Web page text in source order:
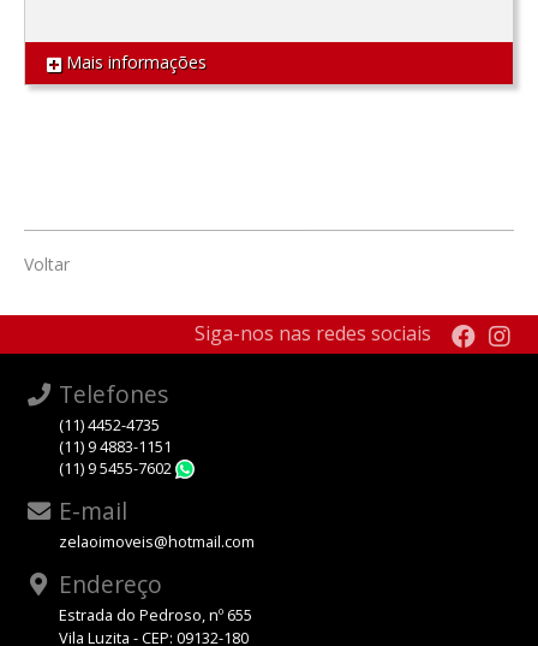
Mais informações
Voltar
Siga-nos nas redes sociais
Telefones
(11) 4452-4735
(11) 9 4883-1151
(11) 9 5455-7602
E-mail
zelaoimoveis@hotmail.com
Endereço
Estrada do Pedroso, nº 655
Vila Luzita - CEP: 09132-180